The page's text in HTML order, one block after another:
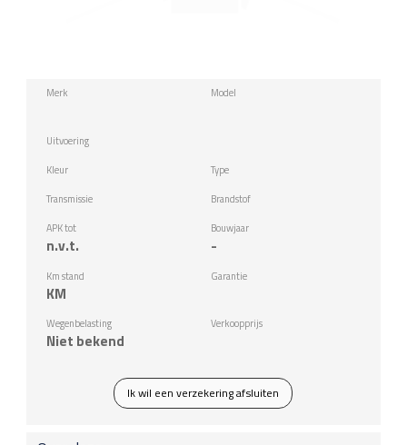
Merk Model
Uitvoering
Kleur Type
Transmissie Brandstof
APK tot
n.v.t.
Bouwjaar
-
Km stand
KM
Garantie
Wegenbelasting
Niet bekend
Verkoopprijs
Ik wil een verzekering afsluiten